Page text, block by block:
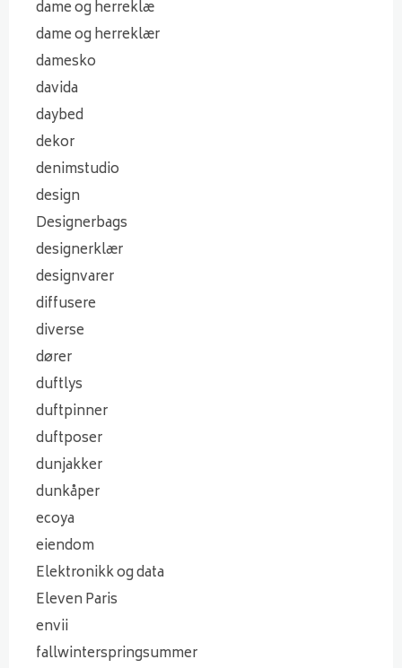
dame og herreklæ
dame og herreklær
damesko
davida
daybed
dekor
denimstudio
design
Designerbags
designerklær
designvarer
diffusere
diverse
dører
duftlys
duftpinner
duftposer
dunjakker
dunkåper
ecoya
eiendom
Elektronikk og data
Eleven Paris
envii
fallwinterspringsummer